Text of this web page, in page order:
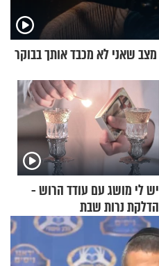
שאני לא מכבד אותך בבוקר
יש לי מושג עם עודד הרוש -
הדלקת נרות שבת